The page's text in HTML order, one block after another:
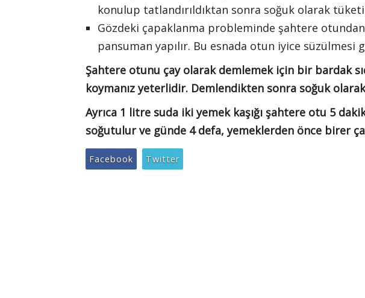
konulup tatlandırıldıktan sonra soğuk olarak
Gözdeki çapaklanma probleminde şahtere
pansuman yapılır. Bu esnada otun iyice süzülmesi
Şahtere otunu çay olarak demlemek için bir bardak
koymanız yeterlidir. Demlendikten sonra soğuk
Ayrıca 1 litre suda iki yemek kaşığı şahtere otu 5
soğutulur ve günde 4 defa, yemeklerden önce birer
Facebook Twitter